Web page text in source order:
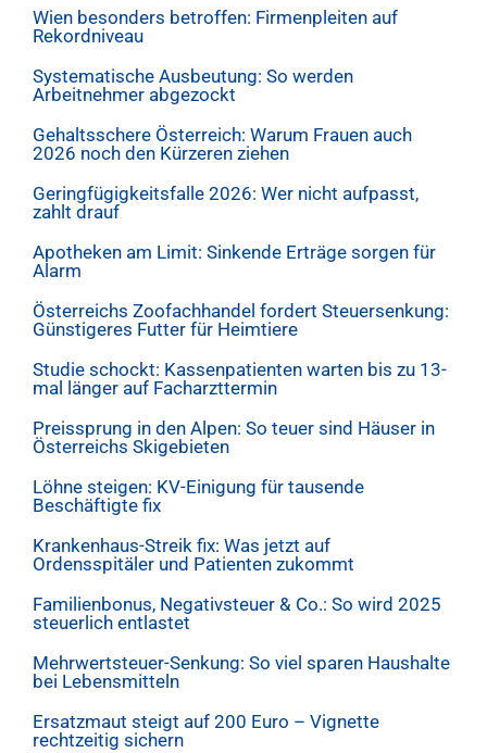
Wien besonders betroffen: Firmenpleiten auf
Rekordniveau
Systematische Ausbeutung: So werden
Arbeitnehmer abgezockt
Gehaltsschere Österreich: Warum Frauen auch
2026 noch den Kürzeren ziehen
Geringfügigkeitsfalle 2026: Wer nicht aufpasst,
zahlt drauf
Apotheken am Limit: Sinkende Erträge sorgen für
Alarm
Österreichs Zoofachhandel fordert Steuersenkung:
Günstigeres Futter für Heimtiere
Studie schockt: Kassenpatienten warten bis zu 13-
mal länger auf Facharzttermin
Preissprung in den Alpen: So teuer sind Häuser in
Österreichs Skigebieten
Löhne steigen: KV-Einigung für tausende
Beschäftigte fix
Krankenhaus-Streik fix: Was jetzt auf
Ordensspitäler und Patienten zukommt
Familienbonus, Negativsteuer & Co.: So wird 2025
steuerlich entlastet
Mehrwertsteuer-Senkung: So viel sparen Haushalte
bei Lebensmitteln
Ersatzmaut steigt auf 200 Euro – Vignette
rechtzeitig sichern